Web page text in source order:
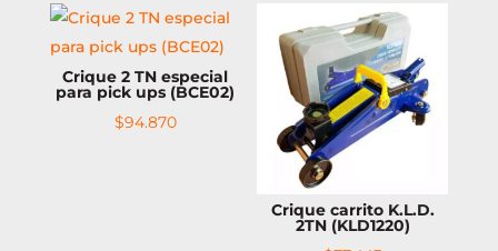
Crique 2 TN especial
para pick ups (BCE02)
$94.870
Crique carrito K.L.D.
2TN (KLD1220)